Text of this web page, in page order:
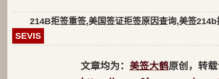
214B拒签重签,美国签证拒签原因查询,美签214b
SEVIS
文章均为： 美签大鹤原创，转